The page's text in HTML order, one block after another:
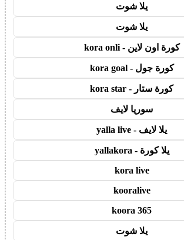
يلا شوت
يلا شوت
كورة اون لاين - kora onli
كورة جول - kora goal
كورة ستار - kora star
سوريا لايف
يلا لايف - yalla live
يلا كورة - yallakora
kora live
kooralive
koora 365
يلا شوت